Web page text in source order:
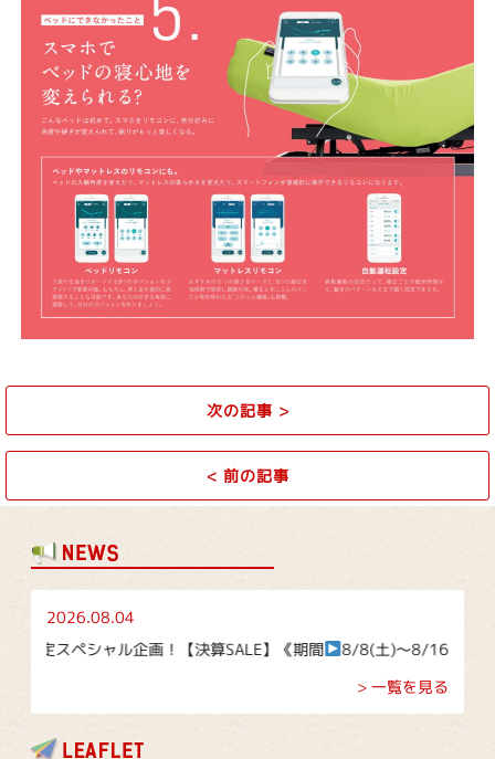
次の記事 >
< 前の記事
2026.08.04
スペシャル企画！【決算SALE】《期間
8/8(土)～8/16(日)》
> 一覧を見る